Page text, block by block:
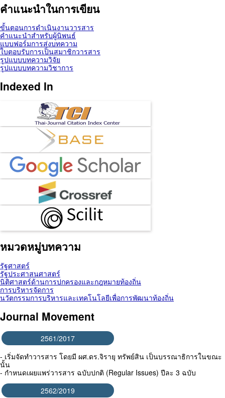
คำแนะนำในการเขียน
ขั้นตอนการดำเนินงานวารสาร
คำแนะนำสำหรับผู้นิพนธ์
แบบฟอร์มการส่งบทความ
ใบตอบรับการเป็นสมาชิกวารสาร
รูปแบบบทความวิจัย
รูปแบบบทความวิชาการ
Indexed In
หมวดหมู่บทความ
รัฐศาสตร์
รัฐประศาสนศาสตร์
นิติศาสตร์ด้านการปกครองและกฎหมายท้องถิ่น
การบริหารจัดการ
นวัตกรรมการบริหารและเทคโนโลยีเพื่อการพัฒนาท้องถิ่น
Journal Movement
2561/2017
- เริ่มจัดทำวารสาร โดยมี ผศ.ดร.จิรายุ ทรัพย์สิน เป็นบรรณาธิการในขณะ
นั้น
- กำหนดเผยแพร่วารสาร ฉบับปกติ (Regular Issues) ปีละ 3 ฉบับ
2562/2019